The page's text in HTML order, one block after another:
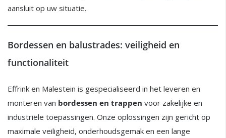
aansluit op uw situatie.
Bordessen en balustrades: veiligheid en
functionaliteit
Effrink en Malestein is gespecialiseerd in het leveren en
monteren van bordessen en trappen voor zakelijke en
industriële toepassingen. Onze oplossingen zijn gericht op
maximale veiligheid, onderhoudsgemak en een lange